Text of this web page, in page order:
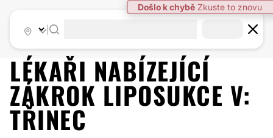
Došlo k chybě Zkuste to znovu
LÉKAŘI NABÍZEJÍCÍ
ZÁKROK LIPOSUKCE V:
TŘINEC